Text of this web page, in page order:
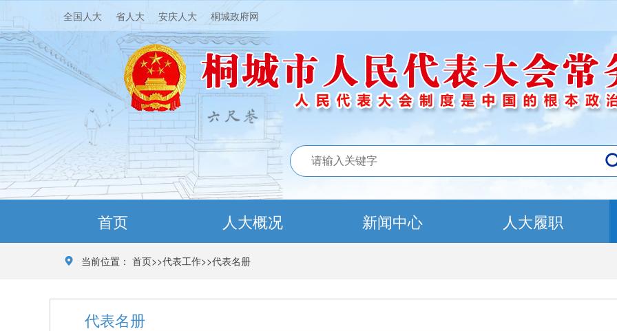
全国人大 省人大 安庆人大 桐城政府网
首页 人大概况 新闻中心 人大履职
 当前位置： 首页>>代表工作>>代表名册
代表名册